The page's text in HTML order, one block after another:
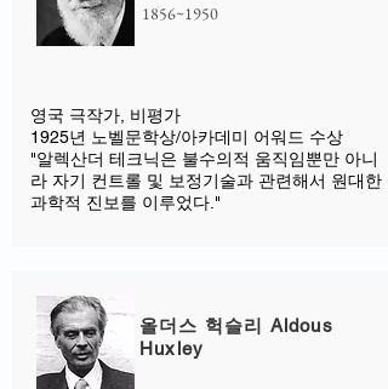
1856~1950
영국 극작가, 비평가
1925년 노벨문학상/아카데미 어워드 수상
"알렉산더 테크닉은 불수의적 움직임뿐만 아니
라 자기 컨트롤 및 보정기술과 관련해서 원대한
과학적 진보를 이루었다." ​
올더스 헉슬리 Aldous
Huxley